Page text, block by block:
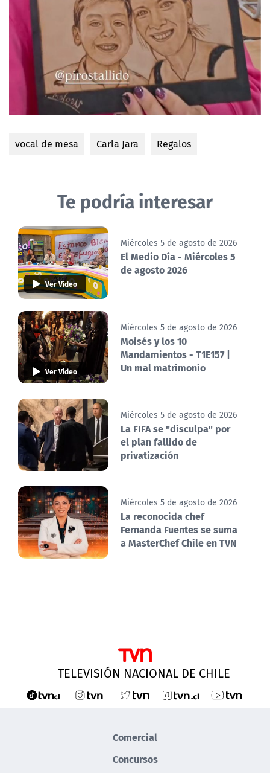
vocal de mesa Carla Jara Regalos
Te podría interesar
Ver Video
Miércoles 5 de agosto de 2026
El Medio Día - Miércoles 5
de agosto 2026
Ver Video
Miércoles 5 de agosto de 2026
Moisés y los 10
Mandamientos - T1E157 |
Un mal matrimonio
Miércoles 5 de agosto de 2026
La FIFA se "disculpa" por
el plan fallido de
privatización
Miércoles 5 de agosto de 2026
La reconocida chef
Fernanda Fuentes se suma
a MasterChef Chile en TVN
TELEVISIÓN NACIONAL DE CHILE
Comercial
Concursos